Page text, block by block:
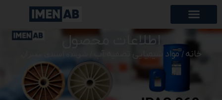
اطلاعات محصول
خانه /مواد شیمیایی تصفیه آب